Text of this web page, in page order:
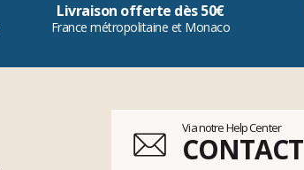
Livraison offerte dès 50€
France métropolitaine et Monaco
Via notre Help Center
CONTACT